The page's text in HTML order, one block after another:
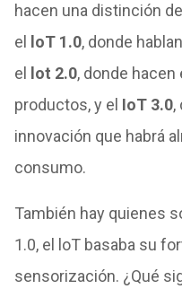
hacen una distinción
el
loT 1.0, donde
el
lot 2.0, donde
productos, y el IoT 3.0,
innovación que habrá
consumo.
También hay quienes
1.0, el loT basaba su
sensorización. ¿Qué